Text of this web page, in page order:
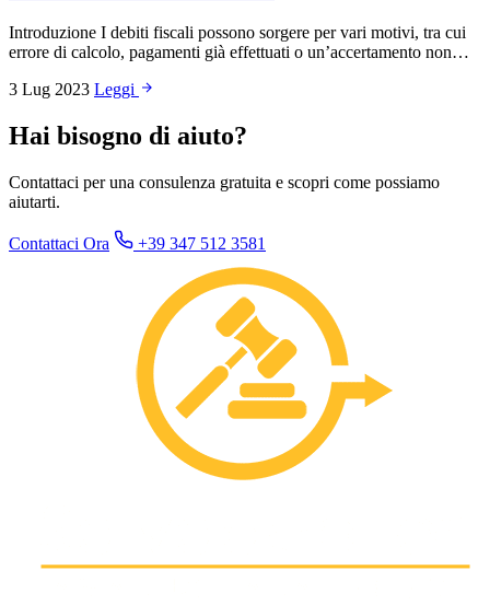
Introduzione I debiti fiscali possono sorgere per vari motivi, tra cui
errore di calcolo, pagamenti già effettuati o un’accertamento non…
3 Lug 2023 Leggi
Hai bisogno di aiuto?
Contattaci per una consulenza gratuita e scopri come possiamo
aiutarti.
Contattaci Ora +39 347 512 3581